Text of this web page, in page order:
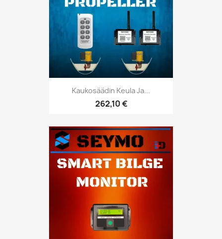
Kaukosäädin Keula Ja...
262,10 €